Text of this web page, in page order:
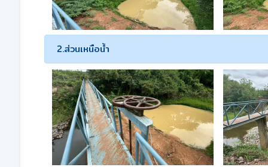
2.ส่วนเหนือน้ำ